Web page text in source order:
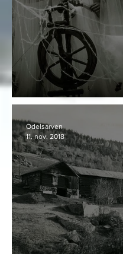
Vårt slektskap til
Odelsarven
11. nov. 2018